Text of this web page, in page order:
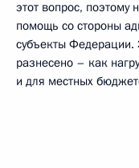
этот вопрос, поэтому
помощь со стороны
субъекты
разнесено – как
и для местных